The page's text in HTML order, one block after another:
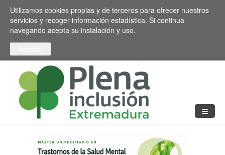
Pasar al contenido principal
Toggle high contrast
Utilizamos cookies propias y de terceros para ofrecer nuestros
servicios y recoger información estadística. Si continua
navegando acepta su instalación y uso.